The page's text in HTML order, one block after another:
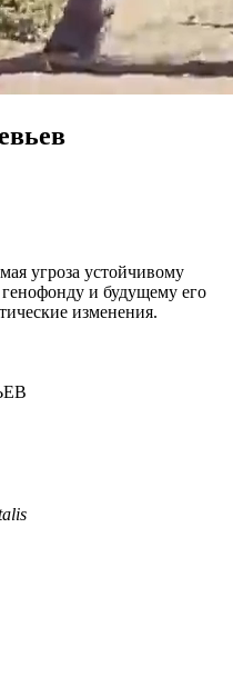
угроза устойчивому
и будущему его
изменения.